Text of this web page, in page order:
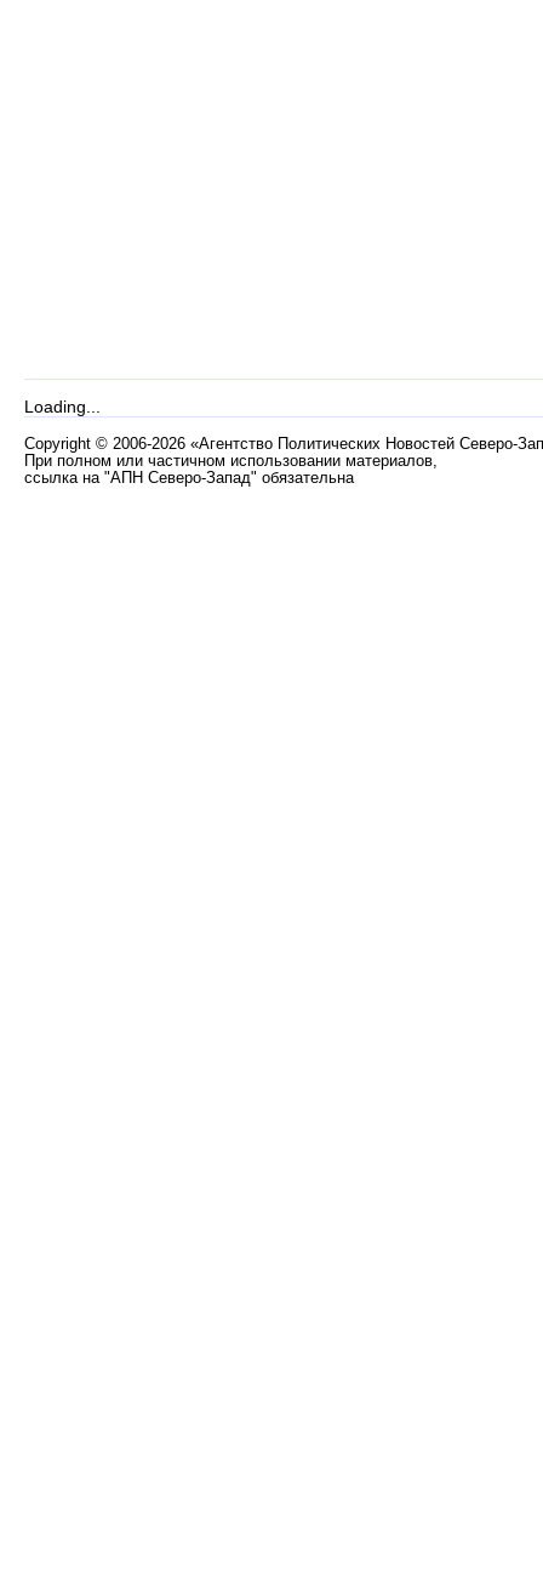
Loading...
Copyright © 2006-2026 «Агентство Политических Новостей Северо-
При полном или частичном использовании материалов,
ссылка на "АПН Северо-Запад" обязательна